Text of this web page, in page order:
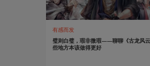
有感而发
璧则白璧，瑕非微瑕——聊聊《古龙风
些地方本该做得更好